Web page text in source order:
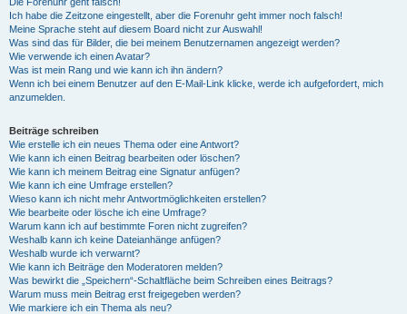
Ich habe die Zeitzone eingestellt, aber die Forenuhr geht immer noch falsch!
Meine Sprache steht auf diesem Board nicht zur Auswahl!
Was sind das für Bilder, die bei meinem Benutzernamen angezeigt werden?
Wie verwende ich einen Avatar?
Was ist mein Rang und wie kann ich ihn ändern?
Wenn ich bei einem Benutzer auf den E-Mail-Link klicke, werde ich aufgefordert, mich
anzumelden.
Beiträge schreiben
Wie erstelle ich ein neues Thema oder eine Antwort?
Wie kann ich einen Beitrag bearbeiten oder löschen?
Wie kann ich meinem Beitrag eine Signatur anfügen?
Wie kann ich eine Umfrage erstellen?
Wieso kann ich nicht mehr Antwortmöglichkeiten erstellen?
Wie bearbeite oder lösche ich eine Umfrage?
Warum kann ich auf bestimmte Foren nicht zugreifen?
Weshalb kann ich keine Dateianhänge anfügen?
Weshalb wurde ich verwarnt?
Wie kann ich Beiträge den Moderatoren melden?
Was bewirkt die „Speichern“-Schaltfläche beim Schreiben eines Beitrags?
Warum muss mein Beitrag erst freigegeben werden?
Wie markiere ich ein Thema als neu?